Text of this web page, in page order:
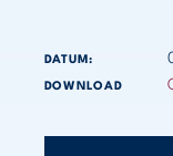
DATUM:
DOWNLOAD